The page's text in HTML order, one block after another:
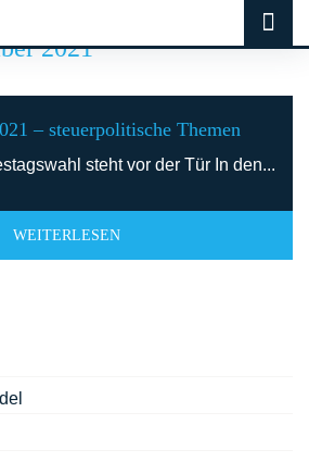
2021
– steuerpolitische Themen
steht vor der Tür In den...
WEITERLESEN